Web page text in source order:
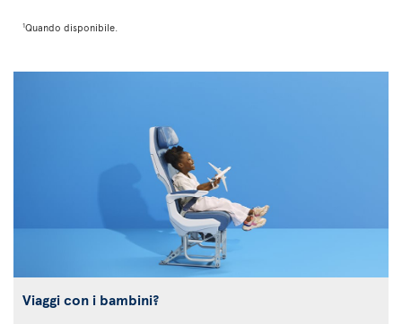
1Quando disponibile.
Viaggi con i bambini?